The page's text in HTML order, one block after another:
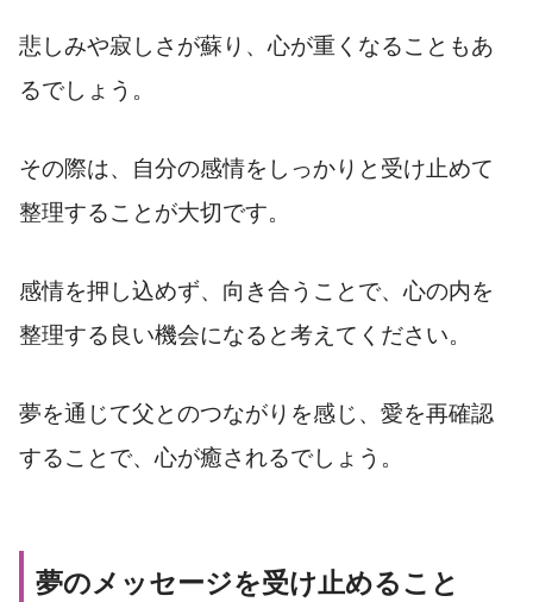
悲しみや寂しさが蘇り、心が重くなることもあ
るでしょう。
その際は、自分の感情をしっかりと受け止めて
整理することが大切です。
感情を押し込めず、向き合うことで、心の内を
整理する良い機会になると考えてください。
夢を通じて父とのつながりを感じ、愛を再確認
することで、心が癒されるでしょう。
夢のメッセージを受け止めること